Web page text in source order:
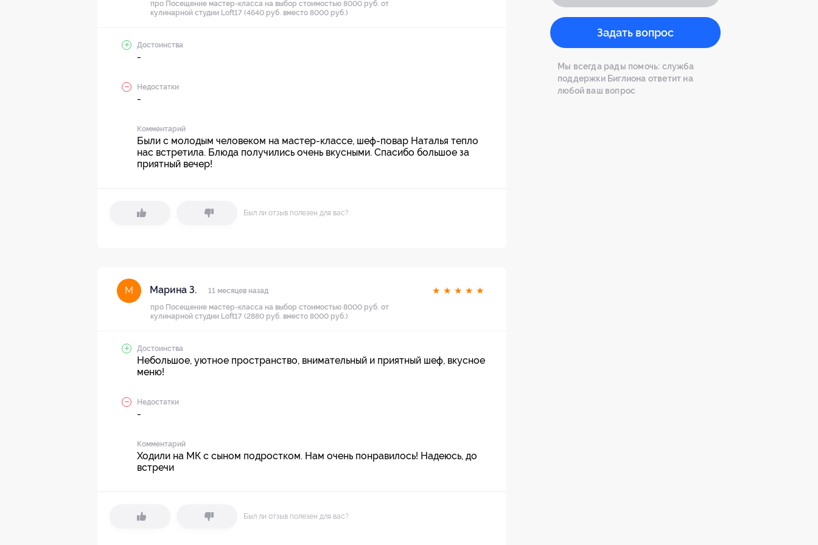
про Посещение мастер-класса на выбор стоимостью 8000 руб. от
кулинарной студии Loft17 (4640 руб. вместо 8000 руб.)
Достоинства
-
Недостатки
-
Комментарий
Были с молодым человеком на мастер-классе, шеф-повар Наталья тепло
нас встретила. Блюда получились очень вкусными. Спасибо большое за
приятный вечер!
Был ли отзыв полезен для вас?
М Марина З. 11 месяцев назад ★ ★ ★ ★ ★
про Посещение мастер-класса на выбор стоимостью 8000 руб. от
кулинарной студии Loft17 (2880 руб. вместо 8000 руб.)
Достоинства
Небольшое, уютное пространство, внимательный и приятный шеф, вкусное
меню!
Недостатки
-
Комментарий
Ходили на МК с сыном подростком. Нам очень понравилось! Надеюсь, до
встречи
Был ли отзыв полезен для вас?
Задать вопрос
Мы всегда рады помочь: служба
поддержки Биглиона ответит на
любой ваш вопрос